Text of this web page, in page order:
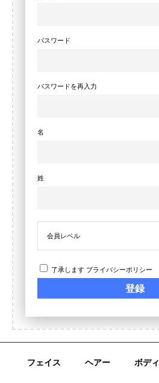
パスワード
パスワードを再入力
名
姓
会員レベル
了承します プライバシーポリシー
フェイス ヘアー ボディ